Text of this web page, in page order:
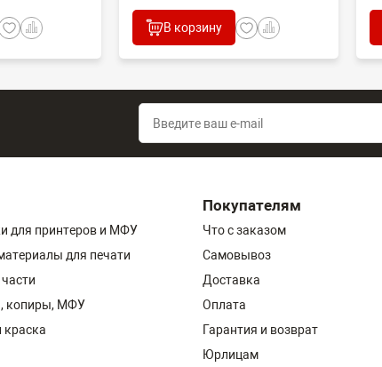
В корзину
для принтеров и МФУ
для печати
копиры, МФУ
краска
Покупателям
Что с заказом
Самовывоз
Доставка
Оплата
Гарантия и возврат
Юрлицам